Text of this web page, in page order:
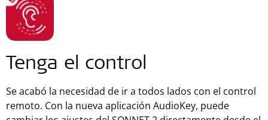
Tenga el control
Se acabó la necesidad de ir a todos lados con el control
remoto. Con la nueva aplicación AudioKey, puede